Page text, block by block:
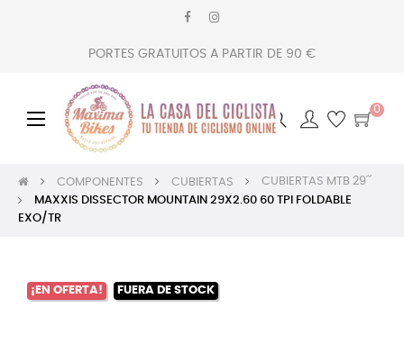
PORTES GRATUITOS A PARTIR DE 90 €
Navegación
palanca
☰
0
COMPONENTES CUBIERTAS
CUBIERTAS MTB 29´´
MAXXIS DISSECTOR MOUNTAIN 29X2.60 60 TPI FOLDABLE
EXO/TR
¡EN OFERTA! FUERA DE STOCK